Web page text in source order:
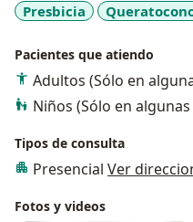
Presbicia
Pacientes que atiendo
Adultos (Sólo en
Niños (Sólo en
Tipos de consulta
Presencial Ver
Fotos y videos